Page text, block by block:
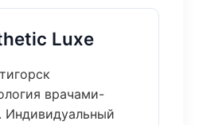
Luxe
врачами-
Индивидуальный